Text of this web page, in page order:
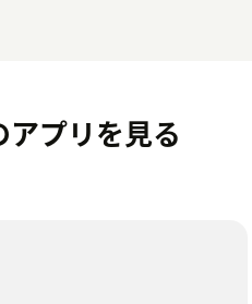
プリを見る